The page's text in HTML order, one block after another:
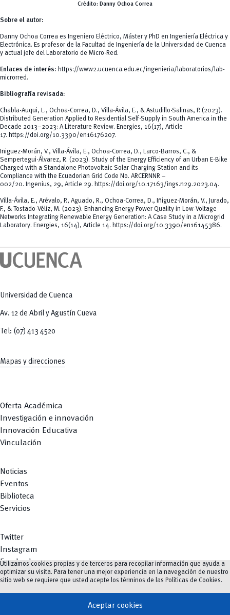
Crédito: Danny Ochoa Correa
Sobre el autor:
Danny Ochoa Correa es Ingeniero Eléctrico, Máster y PhD en Ingeniería Eléctrica y
Electrónica. Es profesor de la Facultad de Ingeniería de la Universidad de Cuenca
y actual jefe del Laboratorio de Micro-Red.
Enlaces de interés: https://www2.ucuenca.edu.ec/ingenieria/laboratorios/lab-
microrred .
Bibliografía revisada:
Chabla-Auqui, L., Ochoa-Correa, D., Villa-Ávila, E., & Astudillo-Salinas, P. (2023).
Distributed Generation Applied to Residential Self-Supply in South America in the
Decade 2013–2023: A Literature Review. Energies, 16(17), Article
17. https://doi.org/10.3390/en16176207.
Iñiguez-Morán, V., Villa-Ávila, E., Ochoa-Correa, D., Larco-Barros, C., &
Sempertegui-Álvarez, R. (2023). Study of the Energy Efficiency of an Urban E-Bike
Charged with a Standalone Photovoltaic Solar Charging Station and its
Compliance with the Ecuadorian Grid Code No. ARCERNNR –
002/20. Ingenius, 29, Article 29. https://doi.org/10.17163/ings.n29.2023.04 .
Villa-Ávila, E., Arévalo, P., Aguado, R., Ochoa-Correa, D., Iñiguez-Morán, V., Jurado,
F., & Tostado-Véliz, M. (2023). Enhancing Energy Power Quality in Low-Voltage
Networks Integrating Renewable Energy Generation: A Case Study in a Microgrid
Laboratory. Energies, 16(14), Article 14. https://doi.org/10.3390/en16145386.
Universidad de Cuenca
Av. 12 de Abril y Agustín Cueva
Tel: (07) 413 4520
Mapas y direcciones
Oferta Académica
Investigación e innovación
Innovación Educativa
Vinculación
Noticias
Eventos
Biblioteca
Servicios
Twitter
Instagram
Facebook
Youtube
Utilizamos cookies propias y de terceros para recopilar información que ayuda a
optimizar su visita. Para tener una mejor experiencia en la navegación de nuestro
sitio web se requiere que usted acepte los términos de las Políticas de Cookies.
Aceptar cookies